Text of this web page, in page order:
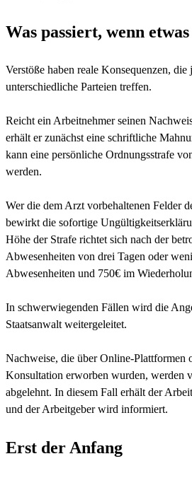
Was passiert, wenn
Verstöße haben reale Konsequenzen, die
unterschiedliche Parteien treffen.
Reicht ein Arbeitnehmer seinen
erhält er zunächst eine schriftliche
kann eine persönliche Ordnungsstrafe
werden.
Wer die dem Arzt vorbehaltenen Felder
bewirkt die sofortige
Höhe der Strafe richtet sich nach der
Abwesenheiten von drei Tagen oder
Abwesenheiten und 750€ im
In schwerwiegenden Fällen wird die
Staatsanwalt weitergeleitet.
Nachweise, die über Online-Plattformen
Konsultation erworben wurden, werden
abgelehnt. In diesem Fall erhält der
und der Arbeitgeber wird informiert.
Erst der Anfang